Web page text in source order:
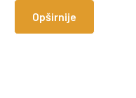
Opširnije